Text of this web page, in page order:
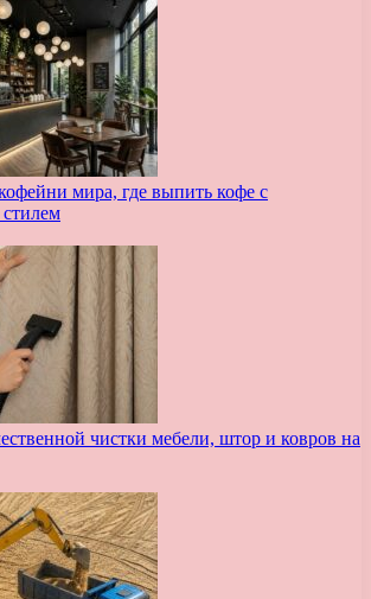
мира, где выпить кофе с
чистки мебели, штор и ковров на